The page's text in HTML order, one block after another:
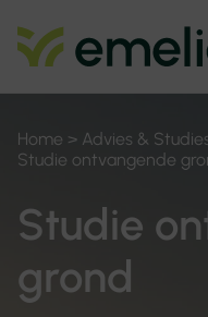
Home > Advies &
Studie ontvangende
Studie
grond